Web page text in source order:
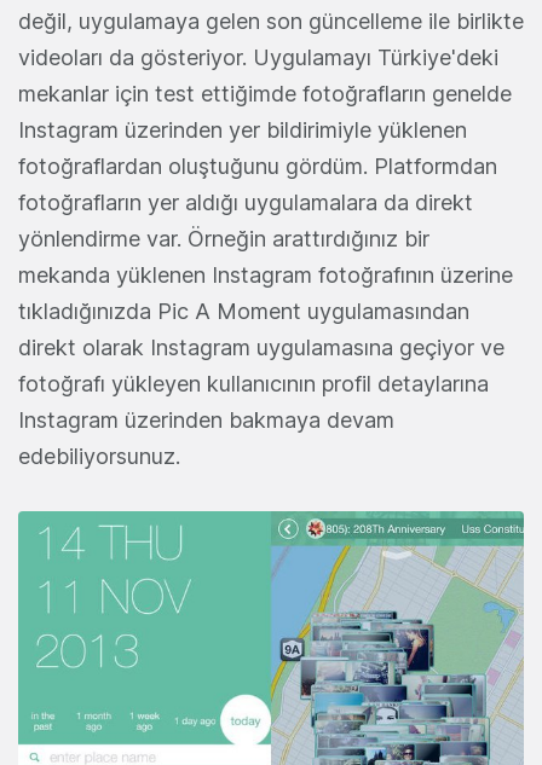
değil, uygulamaya gelen son güncelleme ile birlikte
videoları da gösteriyor. Uygulamayı Türkiye'deki
mekanlar için test ettiğimde fotoğrafların genelde
Instagram üzerinden yer bildirimiyle yüklenen
fotoğraflardan oluştuğunu gördüm. Platformdan
fotoğrafların yer aldığı uygulamalara da direkt
yönlendirme var. Örneğin arattırdığınız bir
mekanda yüklenen Instagram fotoğrafının üzerine
tıkladığınızda Pic A Moment uygulamasından
direkt olarak Instagram uygulamasına geçiyor ve
fotoğrafı yükleyen kullanıcının profil detaylarına
Instagram üzerinden bakmaya devam
edebiliyorsunuz.